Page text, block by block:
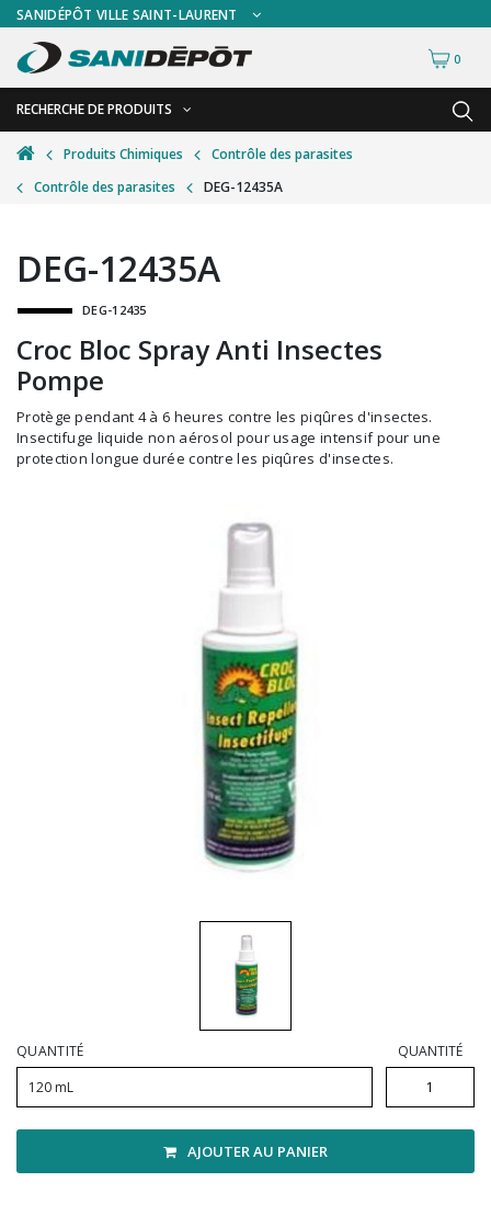
SANIDÉPÔT VILLE SAINT-LAURENT
0
RECHERCHE DE PRODUITS
RETOUR
Accessoires de sécurité
Accessoires pour le lavage de mur
Accessoires pour salles de bain
Alimentaire
Autres accessoires
Balais et porte-poussières
Bouteilles et vaporisateurs
Distributrices et supports
Grattoirs, moutons et racloirs pour vitres/planchers
Microfibres et linges divers
Vadrouilles, manches et cadres
RETOUR
Gants
Plexiglas
Signalisations
Test de diagnostic
Thermomètre
Vêtements de sécurité
Produits Chimiques
Contrôle des parasites
Contrôle des parasites
DEG-12435A
DEG-12435A
DEG-12435
Croc Bloc Spray Anti Insectes
Pompe
Protège pendant 4 à 6 heures contre les piqûres d'insectes.
Insectifuge liquide non aérosol pour usage intensif pour une
protection longue durée contre les piqûres d'insectes.
QUANTITÉ
120 mL
QUANTITÉ
AJOUTER AU PANIER